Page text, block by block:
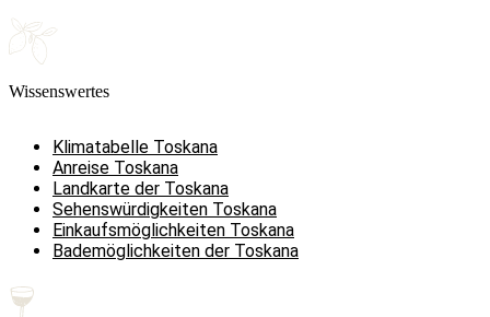
Wissenswertes
Klimatabelle Toskana
Anreise Toskana
Landkarte der Toskana
Sehenswürdigkeiten Toskana
Einkaufsmöglichkeiten Toskana
Bademöglichkeiten der Toskana